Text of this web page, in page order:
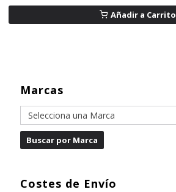
Marcas
Costes de Envío
Añadir a Carrito